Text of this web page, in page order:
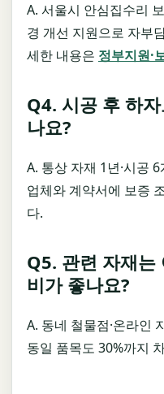
A. 서울시 안심집수리
경 개선 지원으로 자부
세한 내용은 정부지원·
Q4. 시공 후 하
나요?
A. 통상 자재 1년·시공
업체와 계약서에 보증
다.
Q5. 관련 자재는
비가 좋나요?
A. 동네 철물점·온라인
동일 품목도 30%까지